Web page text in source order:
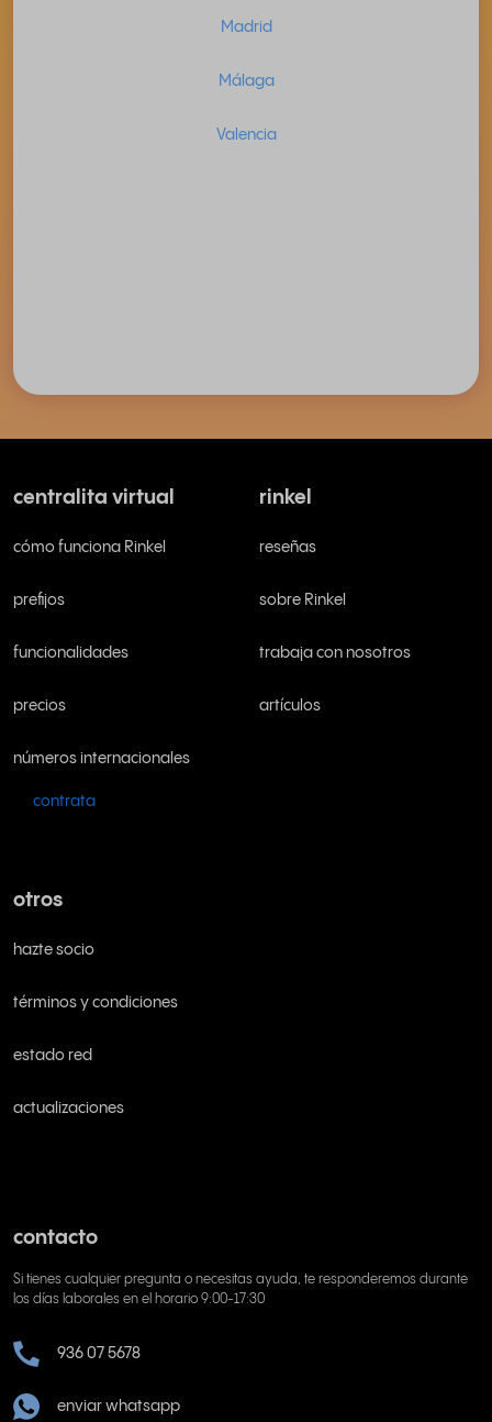
Madrid
Málaga
Valencia
centralita virtual
cómo funciona Rinkel
prefijos
funcionalidades
precios
números internacionales
contrata
rinkel
reseñas
sobre Rinkel
trabaja con nosotros
artículos
otros
hazte socio
términos y condiciones
estado red
actualizaciones
contacto
Si tienes cualquier pregunta o necesitas ayuda, te responderemos durante
los días laborales en el horario 9:00-17:30
936 07 5678
enviar whatsapp